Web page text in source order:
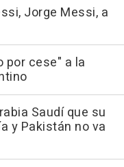
Jorge Messi, a
por cese" a la
Saudí que su
y Pakistán no va